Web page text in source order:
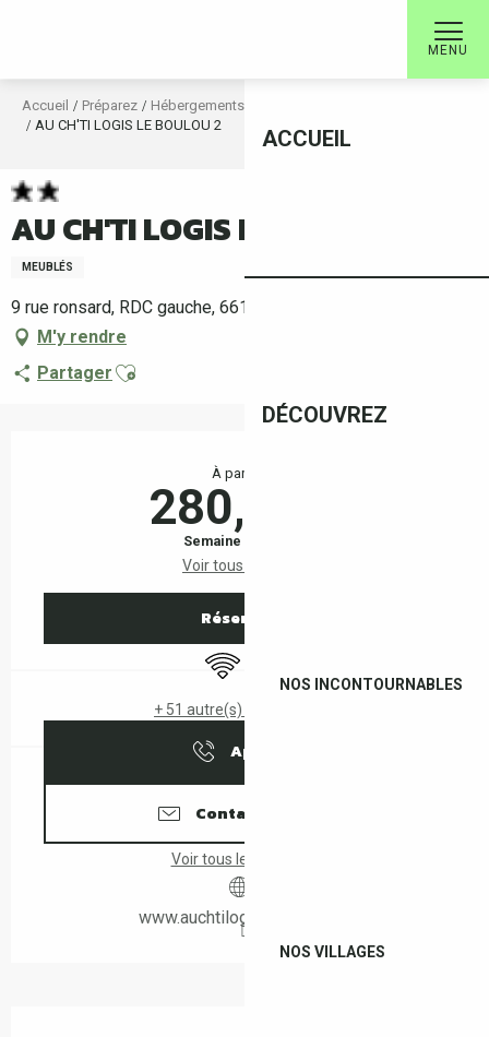
MENU
ACCUEIL
DÉCOUVREZ
NOS INCONTOURNABLES
NOS VILLAGES
Accueil Préparez Hébergements
AU CH'TI LOGIS LE BOULOU 2
AU CH'TI LOGIS LE BOULOU 2
MEUBLÉS
9 rue ronsard, RDC gauche, 66160 Le Boulou
M'y rendre
Partager Ajouter aux favoris
À partir de
280,00 €
Semaine (meublé)
Voir tous les tarifs
Réserver
WiFi
+ 51 autre(s) prestation(s)
Appeler
Contactez-nous
Voir tous les contacts
www.auchtilogis-leboulou.fr